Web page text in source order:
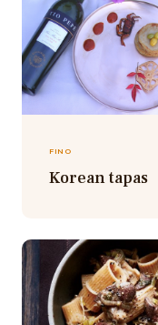
FINO
Korean tapas